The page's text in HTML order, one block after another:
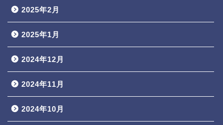
2025年2月
2025年1月
2024年12月
2024年11月
2024年10月